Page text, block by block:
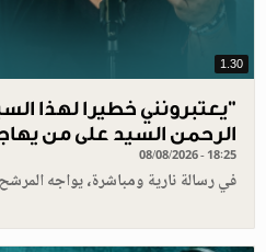
1.30
"يعتبرونني خطيرا لهذا
الرحمن السيد على من
08/08/2026 - 18:25
في رسالة نارية ومباشرة، يواجه